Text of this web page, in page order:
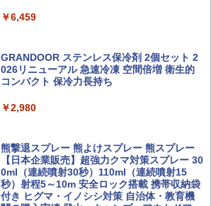
誌] (ＤＩＳＮＥＹ ＦＡＮ)
￥713
￥1,540
力的な町 2026～2027 地球の歩き方D アジア
￥2,079
球の歩き方A ヨーロッパ
￥2,479
PYKES PEAK (パイクスピーク) 着替えテン
ト プライバシー テント 【中が透けない】 1
ーチ ピクニック ポップアップテント 携帯 簡
￥4,836
ENDLESS BASE 《めざましテレビで紹介》
テント ワンタッチ RENEW 幅200 2-3人用 43
￥6,459
GRANDOOR ステンレス保冷剤 2個セット 2
026リニューアル 急速冷凍 空間倍増 衛生的
コンパクト 保冷力長持ち
￥2,980
熊撃退スプレー 熊よけスプレー 熊スプレー
【日本企業販売】超強力クマ対策スプレー 30
0ml（連続噴射30秒）110ml（連続噴射15
秒）射程5～10m 安全ロック搭載 携帯収納袋
付き ヒグマ・イノシシ対策 自治体・教育機